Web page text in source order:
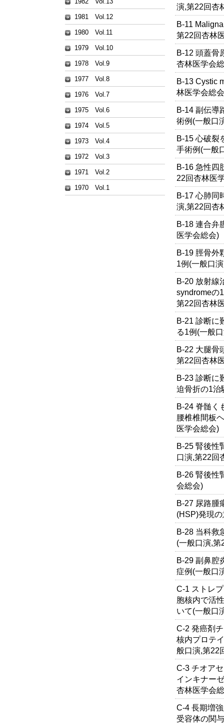
1981 Vol.12
1980 Vol.11
1979 Vol.10
1978 Vol.9
1977 Vol.8
1976 Vol.7
1975 Vol.6
1974 Vol.5
1973 Vol.4
1972 Vol.3
1971 Vol.2
1970 Vol.1
演,第22回杏
B-11
第22回杏林
B-12 頭蓋骨
杏林医学会
B-13 Cystic
林医学会総
B-14 副伝導
術例(一般口
B-15 心破裂
手術例(一般
B-16 急性四
22回杏林医
B-17 心肺同
演,第22回杏
B-18 連合弁
医学会総会)
B-19 脛骨外
1例(一般口
B-20 放射線
syndromeの
第22回杏林
B-21 診断に
る1例(一般
B-22 大腿骨
第22回杏林
B-23 診断に
迫骨折の1治
B-24 脊髄く
腰椎椎間板
医学会総会)
B-25 腎後性
口演,第22回
B-26 腎後性
会総会)
B-27 尿路腫
(HSP)発現
B-28 当科救
(一般口演,第
B-29 副鼻腔
症例(一般口
C-1 ストレ
胞核内で活
いて(一般口
C-2 発癌剤
核内プロテ
般口演,第22
C-3 チオア
インキナー
杏林医学会
C-4 長期増
受容体の関